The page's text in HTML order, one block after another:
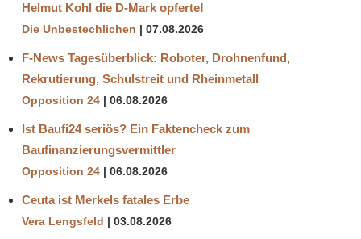
Helmut Kohl die D‑Mark opferte!
Die Unbestechlichen 07.08.2026
F-News Tagesüberblick: Roboter, Drohnenfund,
Rekrutierung, Schulstreit und Rheinmetall
Opposition 24 06.08.2026
Ist Baufi24 seriös? Ein Faktencheck zum
Baufinanzierungsvermittler
Opposition 24 06.08.2026
Ceuta ist Merkels fatales Erbe
Vera Lengsfeld 03.08.2026